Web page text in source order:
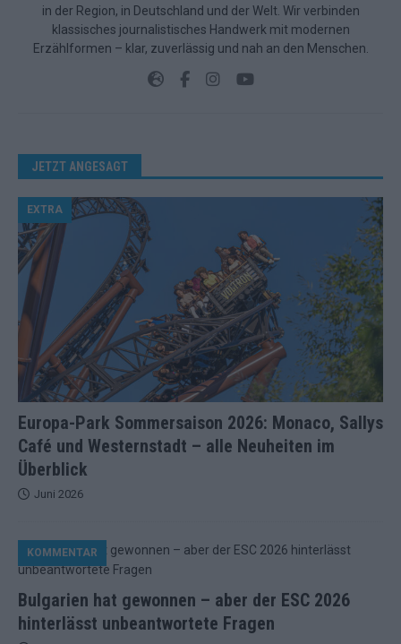
in der Region, in Deutschland und der Welt. Wir verbinden
klassisches journalistisches Handwerk mit modernen
Erzählformen – klar, zuverlässig und nah an den Menschen.
JETZT ANGESAGT
Europa-Park Sommersaison 2026: Monaco, Sallys
Café und Westernstadt – alle Neuheiten im
Überblick
EXTRA
Juni 2026
Bulgarien hat gewonnen – aber der ESC 2026
hinterlässt unbeantwortete Fragen
KOMMENTAR